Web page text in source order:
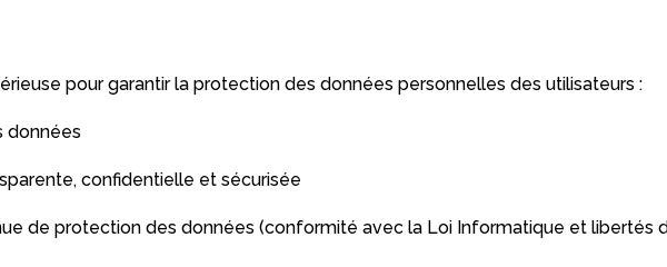
pour garantir la protection des données personnelles des utilisateurs :
données
confidentielle et sécurisée
de protection des données (conformité avec la Loi Informatique et libertés